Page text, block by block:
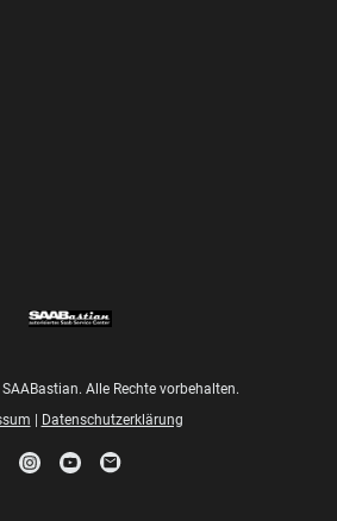
Alle Rechte vorbehalten.
| Datenschutzerklärung